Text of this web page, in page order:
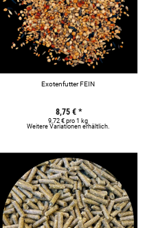
Exotenfutter FEIN
8,75 €*
9,72 € pro 1 kg
Weitere Variationen erhältlich.